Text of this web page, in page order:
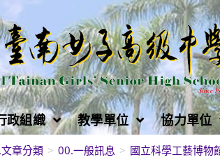
政組織 教學單位 協力單位
章分類 > 00.一般訊息 > 國立科學工藝博物